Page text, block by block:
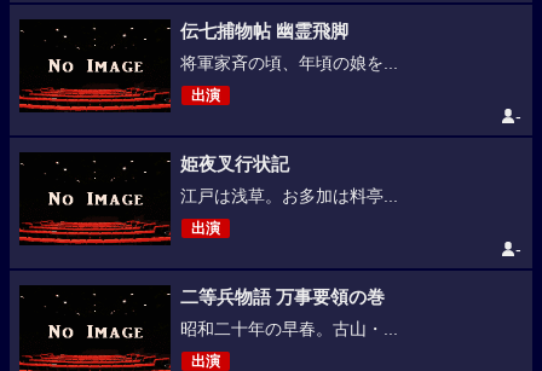
伝七捕物帖 幽霊飛脚
将軍家斉の頃、年頃の娘を...
出演
-
姫夜叉行状記
江戸は浅草。お多加は料亭...
出演
-
二等兵物語 万事要領の巻
昭和二十年の早春。古山・...
出演